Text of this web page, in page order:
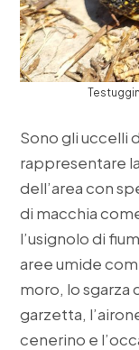
Sono gli uccelli
rappresentare
dell’area con
di macchia
l’usignolo di
aree umide
moro, lo sgarza
garzetta,
cenerino e